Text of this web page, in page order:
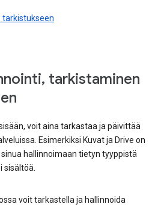
tarkistukseen
tarkistaminen
voit aina tarkastaa ja päivittää
Esimerkiksi Kuvat ja Drive on
hallinnoimaan tietyn tyyppistä
sisältöä.
voit tarkastella ja hallinnoida